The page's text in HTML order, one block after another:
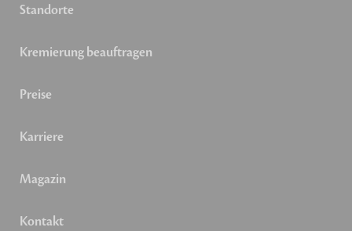
Standorte
Kremierung beauftragen
Preise
Karriere
Magazin
Kontakt